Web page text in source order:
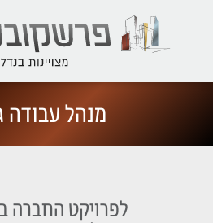
מנהל עבודה
לפרויקט החברה